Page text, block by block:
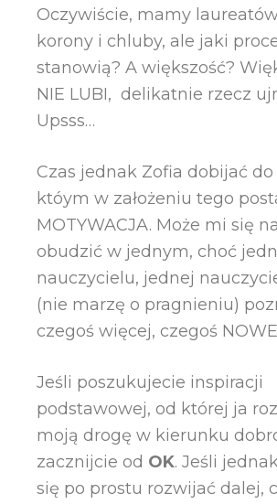
Oczywiście, mamy
korony i chluby, ale jaki
stanowią? A większość?
NIE LUBI, delikatnie rzecz
Upsss…
Czas jednak Zofia dobijać
któym w założeniu tego
MOTYWACJA. Może mi się
obudzić w jednym, choć
nauczycielu, jednej
(nie marzę o pragnieniu)
czegoś więcej, czegoś
Jeśli poszukujecie inspiracji
podstawowej, od której ja
moją drogę w kierunku
zacznijcie od OK. Jeśli
się po prostu rozwijać dalej,